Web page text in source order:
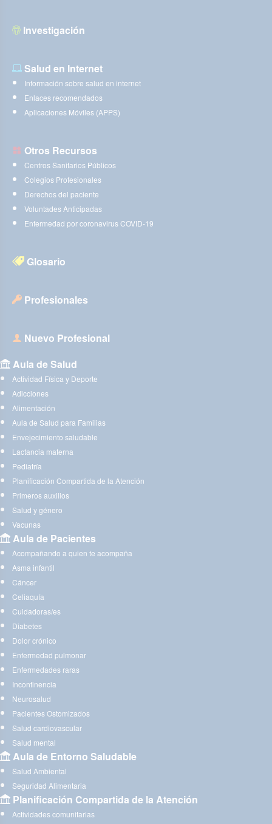
Investigación
Salud en Internet
Información sobre salud en internet
Enlaces recomendados
Aplicaciones Móviles (APPS)
Otros Recursos
Centros Sanitarios Públicos
Colegios Profesionales
Derechos del paciente
Voluntades Anticipadas
Enfermedad por coronavirus COVID-19
Glosario
Profesionales
Nuevo Profesional
Aula de Salud
Actividad Física y Deporte
Adicciones
Alimentación
Aula de Salud para Familias
Envejecimiento saludable
Lactancia materna
Pediatría
Planificación Compartida de la Atención
Primeros auxilios
Salud y género
Vacunas
Aula de Pacientes
Acompañando a quien te acompaña
Asma infantil
Cáncer
Celiaquía
Cuidadoras/es
Diabetes
Dolor crónico
Enfermedad pulmonar
Enfermedades raras
Incontinencia
Neurosalud
Pacientes Ostomizados
Salud cardiovascular
Salud mental
Aula de Entorno Saludable
Salud Ambiental
Seguridad Alimentaria
Planificación Compartida de la Atención
Actividades comunitarias